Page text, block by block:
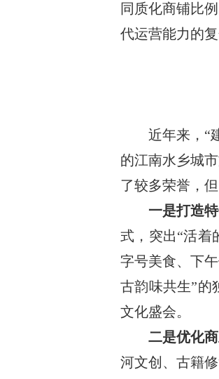
同质化商铺比
代运营能力的复
近年来，“
的江南水乡城
了较多荣誉，
一是打造
式，突出“活着
字号美食、下
古韵味共生”的
文化盛会。
二是优化
河文创、古籍